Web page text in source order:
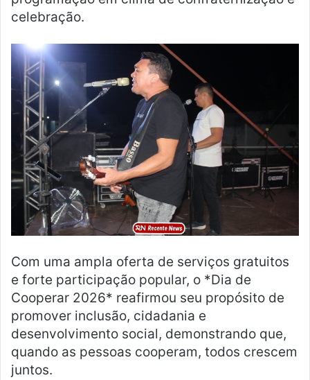
celebração.
Com uma ampla oferta de serviços gratuitos
e forte participação popular, o *Dia de
Cooperar 2026* reafirmou seu propósito de
promover inclusão, cidadania e
desenvolvimento social, demonstrando que,
quando as pessoas cooperam, todos crescem
juntos.